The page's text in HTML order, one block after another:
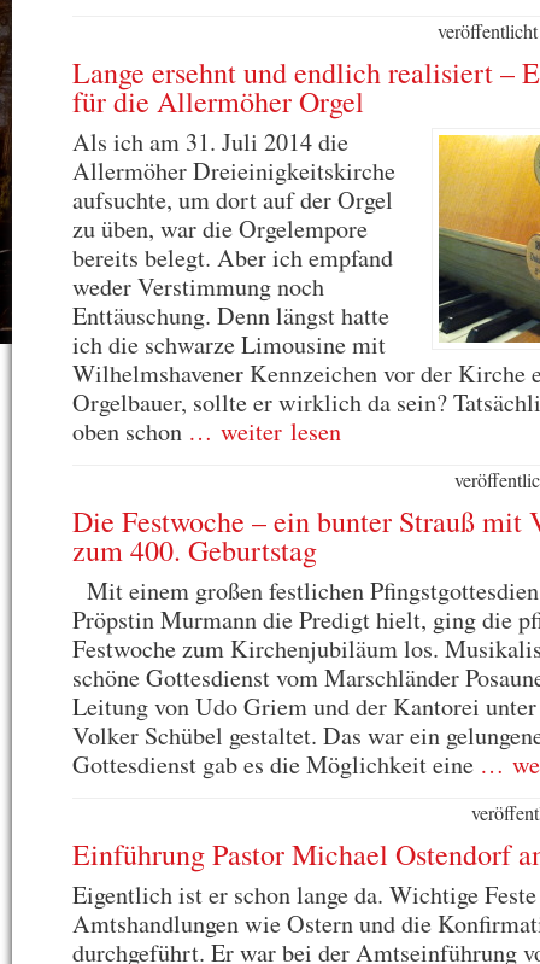
Lange ersehnt und endlich realisiert –
für die Allermöher Orgel
Als ich am 31. Juli 2014 die
Allermöher Dreieinigkeitskirche
aufsuchte, um dort auf der Orgel
zu üben, war die Orgelempore
bereits belegt. Aber ich empfand
weder Verstimmung noch
Enttäuschung. Denn längst hatte
ich die schwarze Limousine mit
Wilhelmshavener Kennzeichen vor der Kirche
Orgelbauer, sollte er wirklich da sein?
oben schon … weiter lesen
Die Festwoche – ein bunter Strauß mit
zum 400. Geburtstag
Mit einem großen festlichen
Pröpstin Murmann die Predigt hielt, ging die
Festwoche zum Kirchenjubiläum los.
schöne Gottesdienst vom Marschländer
Leitung von Udo Griem und der Kantorei
Volker Schübel gestaltet. Das war ein
Gottesdienst gab es die Möglichkeit eine …
Einführung Pastor Michael Ostendorf
Eigentlich ist er schon lange da. Wichtige
Amtshandlungen wie Ostern und die
durchgeführt. Er war bei der Amtseinführung